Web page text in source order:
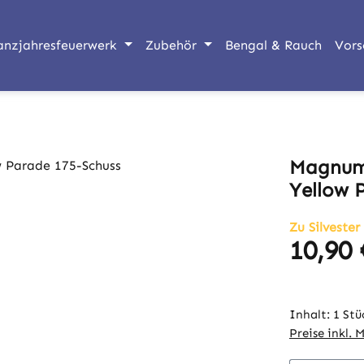
Zubehör Bengal & Rauch
Yellow
Zu
Regulärer
10,90
Inhalt: 1
Preise inkl.